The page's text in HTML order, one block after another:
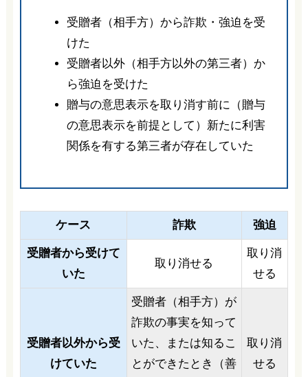
受贈者（相手方）から詐欺・強迫を受
けた
受贈者以外（相手方以外の第三者）か
ら強迫を受けた
贈与の意思表示を取り消す前に（贈与
の意思表示を前提として）新たに利害
関係を有する第三者が存在していた
ケース 詐欺 強迫
受贈者から受けて
いた
取り消せる
取り消
せる
受贈者以外から受
けていた
受贈者（相手方）が
詐欺の事実を知って
いた、または知るこ
とができたとき（善
取り消
せる